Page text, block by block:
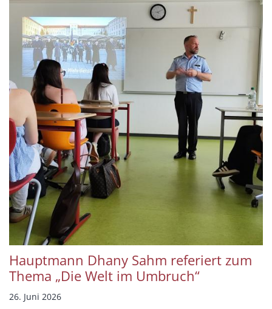
Hauptmann Dhany Sahm referiert zum
Thema „Die Welt im Umbruch“
26. Juni 2026